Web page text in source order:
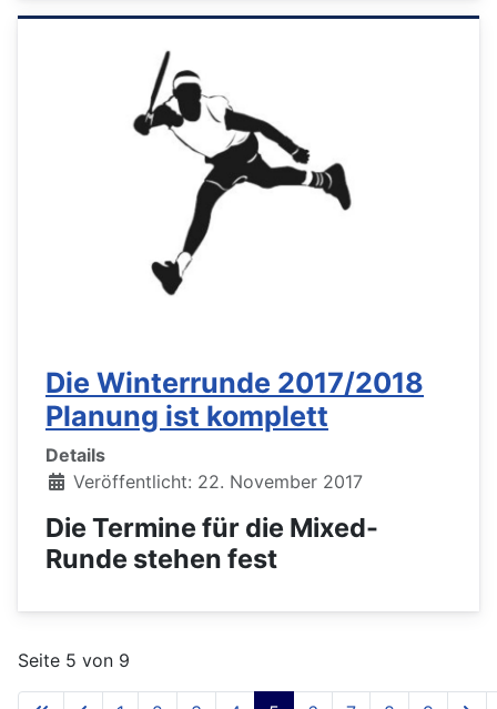
Die Winterrunde 2017/2018
Planung ist komplett
Details
Veröffentlicht: 22. November 2017
Die Termine für die Mixed-
Runde stehen fest
Seite 5 von 9